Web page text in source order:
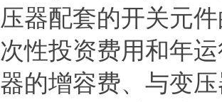
器配套的开关元
性投资费用和年
的增容费、与变